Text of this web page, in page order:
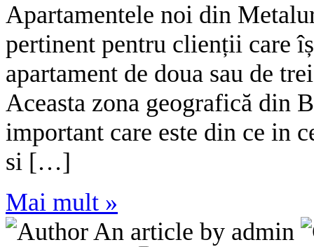
Apartamentele noi din
pertinent pentru clienții care
apartament de doua sau de
Aceasta zona geografică din
important care este din ce in
si […]
Mai mult »
An article by admin